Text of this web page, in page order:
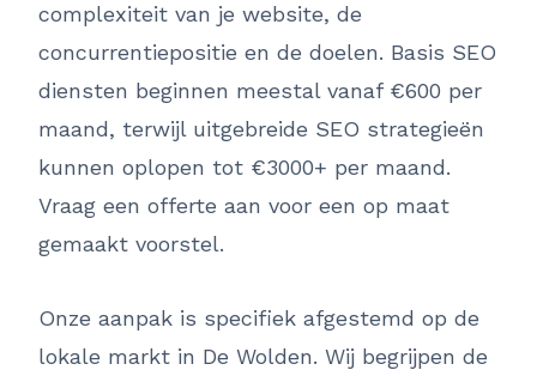
complexiteit van je website, de
concurrentiepositie en de doelen. Basis SEO
diensten beginnen meestal vanaf €600 per
maand, terwijl uitgebreide SEO strategieën
kunnen oplopen tot €3000+ per maand.
Vraag een offerte aan voor een op maat
gemaakt voorstel.
Onze aanpak is specifiek afgestemd op de
lokale markt in De Wolden. Wij begrijpen de